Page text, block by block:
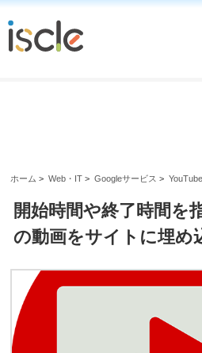
ホーム > Web・IT > Googleサービス > YouTube
開始時間や終了時間を
の動画をサイトに埋め